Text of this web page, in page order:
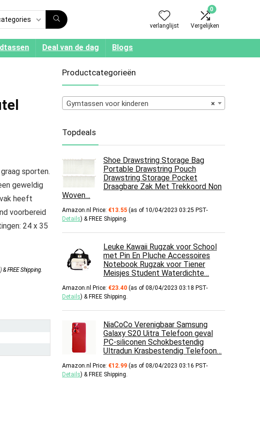
verlanglijst
0
Vergelijken
Deal van de dag Blogs
sporten.
geweldig
heeft
voorbereid
24 x 35
)&FREE Shipping.
Productcategorieën
×
Gymtassen voor kinderen
Topdeals
Shoe Drawstring Storage Bag
Portable Drawstring Pouch
Drawstring Storage Pocket
Draagbare Zak Met Trekkoord Non
Woven…
Amazon.nl Price: €13.55 (as of 10/04/2023 03:25 PST-
Details) & FREE Shipping.
Leuke Kawaii Rugzak voor School
met Pin En Pluche Accessoires
Notebook Rugzak voor Tiener
Meisjes Student Waterdichte…
Amazon.nl Price: €23.40 (as of 08/04/2023 03:18 PST-
Details) & FREE Shipping.
NiaCoCo Verenigbaar Samsung
Galaxy S20 Uitra Telefoon geval
PC-siliconen Schokbestendig
Ultradun Krasbestendig Telefoon…
Amazon.nl Price: €12.99 (as of 08/04/2023 03:16 PST-
Details) & FREE Shipping.